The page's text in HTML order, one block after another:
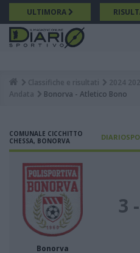
Salta
al
contenuto
principale
ULTIMORA
Breadcrumb
Classifiche e risultati 2024
Andata
Bonorva - Atletico Bono
COMUNALE CICCHITTO
CHESSA, BONORVA
Bonorva
3